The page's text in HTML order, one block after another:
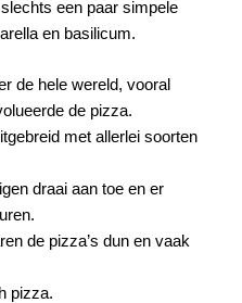
een paar simpele
en basilicum.
de hele wereld, vooral
de pizza.
met allerlei soorten
draai aan toe en er
de pizza’s dun en vaak
pizza.